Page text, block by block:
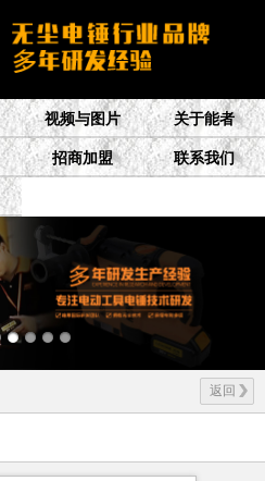
视频与图片 关于能者
招商加盟 联系我们
返回